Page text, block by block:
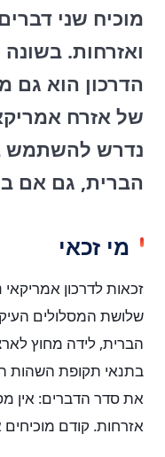
מוכיח שני
ואזרחות.
הדרכון הוא גם
של אזרח
נדרש להשתמש
הברית, גם אם
מי זכאי
זכאות לדרכון
שלושת המסלולים
הברית, לידה מחוץ
בתנאי תקופת השהות
את סדר הדברים: אין
אזרחות. קודם מוכיחים